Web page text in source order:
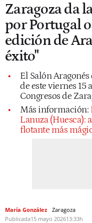
Zaragoza da
por Portugal
edición de
éxito"
El Salón
de este viernes 15
Congresos de
Más información:
Lanuza (Huesca):
flotante más
María González
Zaragoza
Publicada15 mayo 202613:33h